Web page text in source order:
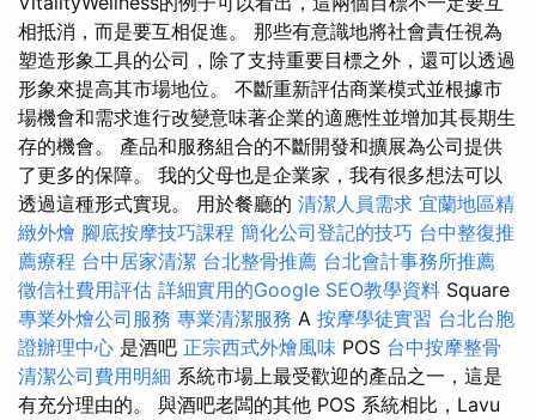
相抵消，而是要互相促進。 那些有意識地將社會責任視為
塑造形象工具的公司，除了支持重要目標之外，還可以透過
形象來提高其市場地位。 不斷重新評估商業模式並根據市
場機會和需求進行改變意味著企業的適應性並增加其長期生
存的機會。 產品和服務組合的不斷開發和擴展為公司提供
了更多的保障。 我的父母也是企業家，我有很多想法可以
透過這種形式實現。 用於餐廳的 清潔人員需求 宜蘭地區精
緻外燴 腳底按摩技巧課程 簡化公司登記的技巧 台中整復推
薦療程 台中居家清潔 台北整骨推薦 台北會計事務所推薦
徵信社費用評估 詳細實用的Google SEO教學資料 Square
專業外燴公司服務 專業清潔服務 A 按摩學徒實習 台北台胞
證辦理中心 是酒吧 正宗西式外燴風味 POS 台中按摩整骨
清潔公司費用明細 系統市場上最受歡迎的產品之一，這是
有充分理由的。 與酒吧老闆的其他 POS 系統相比，Lavu